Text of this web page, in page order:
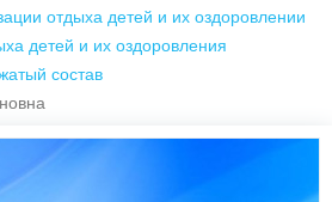
отдыха детей и их оздоровлении
детей и их оздоровления
состав